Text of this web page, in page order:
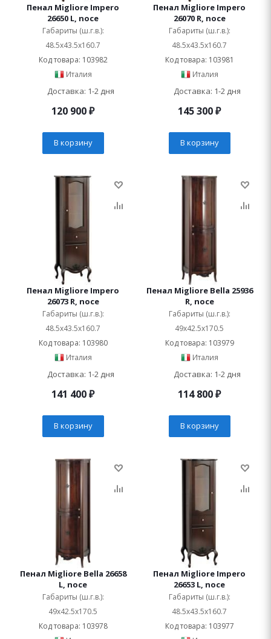
Пенал Migliore Impero
26650 L, noce
Габариты (ш.г.в.):
48.5x43.5x160.7
Код товара: 103982
Италия
Доставка: 1-2 дня
120 900₽
В корзину
Пенал Migliore Impero
26070 R, noce
Габариты (ш.г.в.):
48.5x43.5x160.7
Код товара: 103981
Италия
Доставка: 1-2 дня
145 300₽
В корзину
Пенал Migliore Impero
26073 R, noce
Габариты (ш.г.в.):
48.5x43.5x160.7
Код товара: 103980
Италия
Доставка: 1-2 дня
141 400₽
В корзину
Пенал Migliore Bella 25936
R, noce
Габариты (ш.г.в.):
49x42.5x170.5
Код товара: 103979
Италия
Доставка: 1-2 дня
114 800₽
В корзину
Пенал Migliore Bella 26658
L, noce
Габариты (ш.г.в.):
49x42.5x170.5
Код товара: 103978
Пенал Migliore Impero
26653 L, noce
Габариты (ш.г.в.):
48.5x43.5x160.7
Код товара: 103977